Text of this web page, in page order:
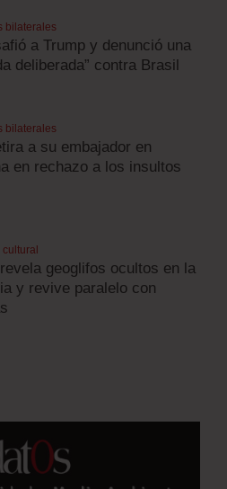
bilaterales
a Trump y denunció una
deliberada” contra Brasil
bilaterales
a su embajador en
en rechazo a los insultos
geoglifos ocultos en la
y revive paralelo con